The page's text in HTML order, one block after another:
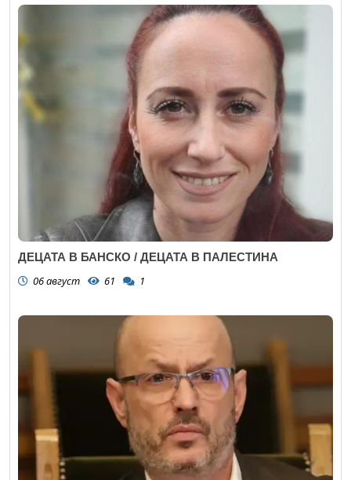
ДЕЦАТА В БАНСКО / ДЕЦАТА В ПАЛЕСТИНА
06 август 61 1